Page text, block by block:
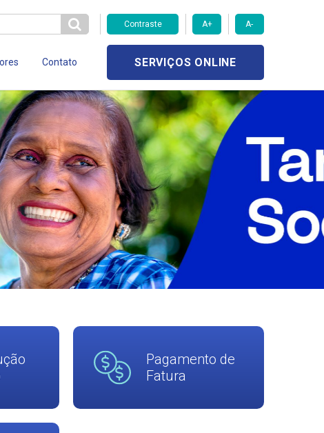
Contraste A+ A-
Contato SERVIÇOS ONLINE
Pagamento de
Fatura